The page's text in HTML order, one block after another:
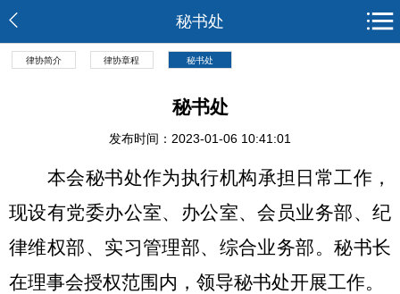
秘书处
律协简介 律协章程 秘书处
秘书处
发布时间：2023-01-06 10:41:01
本会秘书处作为执行机构承担日常工作，
现设有党委办公室、办公室、会员业务部、纪
律维权部、实习管理部、综合业务部。秘书长
在理事会授权范围内，领导秘书处开展工作。